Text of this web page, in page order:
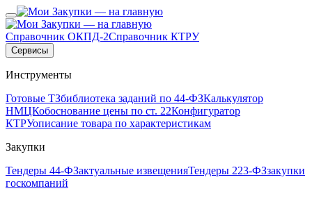
Справочник ОКПД-2Справочник КТРУ
Сервисы
Инструменты
Готовые ТЗбиблиотека заданий по 44-ФЗКалькулятор
НМЦКобоснование цены по ст. 22Конфигуратор
КТРУописание товара по характеристикам
Закупки
Тендеры 44-ФЗактуальные извещенияТендеры 223-ФЗзакупки
госкомпаний